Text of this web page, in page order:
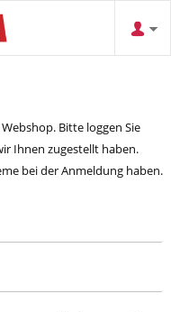
Bitte loggen Sie
Ihnen zugestellt haben.
bei der Anmeldung haben.